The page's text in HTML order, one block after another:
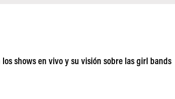
shows en vivo y su visión sobre las girl bands